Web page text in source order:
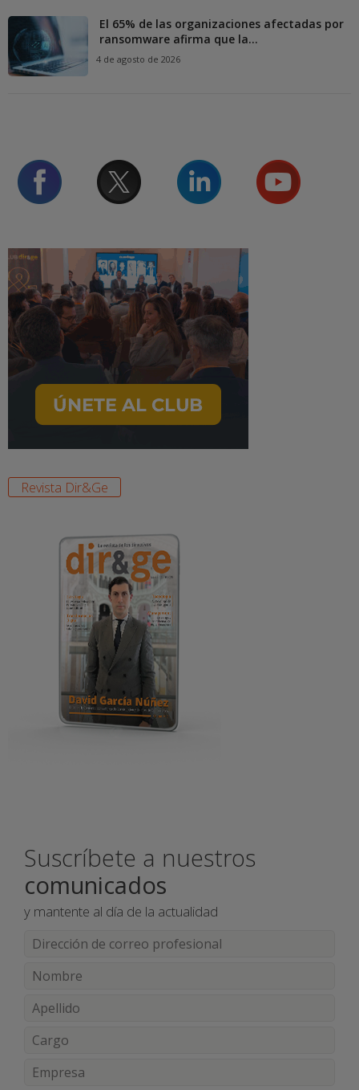
El 65% de las organizaciones afectadas por
ransomware afirma que la...
4 de agosto de 2026
Revista Dir&Ge
Suscríbete a nuestros
comunicados
y mantente al día de la actualidad